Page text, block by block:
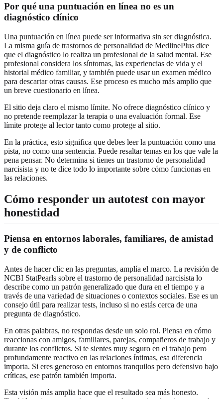
Por qué una puntuación en línea no es un
diagnóstico clínico
Una puntuación en línea puede ser informativa sin ser diagnóstica.
La misma guía de trastornos de personalidad de MedlinePlus dice
que el diagnóstico lo realiza un profesional de la salud mental. Ese
profesional considera los síntomas, las experiencias de vida y el
historial médico familiar, y también puede usar un examen médico
para descartar otras causas. Ese proceso es mucho más amplio que
un breve cuestionario en línea.
El sitio deja claro el mismo límite. No ofrece diagnóstico clínico y
no pretende reemplazar la terapia o una evaluación formal. Ese
límite protege al lector tanto como protege al sitio.
En la práctica, esto significa que debes leer la puntuación como una
pista, no como una sentencia. Puede resaltar temas en los que vale la
pena pensar. No determina si tienes un trastorno de personalidad
narcisista y no te dice todo lo importante sobre cómo funcionas en
las relaciones.
Cómo responder un autotest con mayor
honestidad
Piensa en entornos laborales, familiares, de amistad
y de conflicto
Antes de hacer clic en las preguntas, amplía el marco. La revisión de
NCBI StatPearls sobre el trastorno de personalidad narcisista lo
describe como un patrón generalizado que dura en el tiempo y a
través de una variedad de situaciones o contextos sociales. Ese es un
consejo útil para realizar tests, incluso si no estás cerca de una
pregunta de diagnóstico.
En otras palabras, no respondas desde un solo rol. Piensa en cómo
reaccionas con amigos, familiares, parejas, compañeros de trabajo y
durante los conflictos. Si te sientes muy seguro en el trabajo pero
profundamente reactivo en las relaciones íntimas, esa diferencia
importa. Si eres generoso en entornos tranquilos pero defensivo bajo
críticas, ese patrón también importa.
Esta visión más amplia hace que el resultado sea más honesto.